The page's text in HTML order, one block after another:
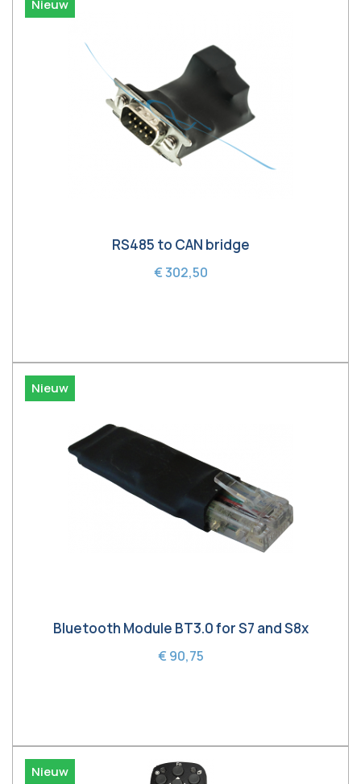
Nieuw
RS485 to CAN bridge
€ 302,50
Nieuw
Bluetooth Module BT3.0 for S7 and S8x
€ 90,75
Nieuw